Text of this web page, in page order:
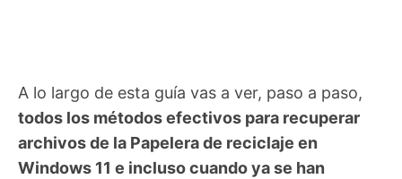
A lo largo de esta guía vas a ver, paso a paso,
todos los métodos efectivos para recuperar
archivos de la Papelera de reciclaje en
Windows 11 e incluso cuando ya se han